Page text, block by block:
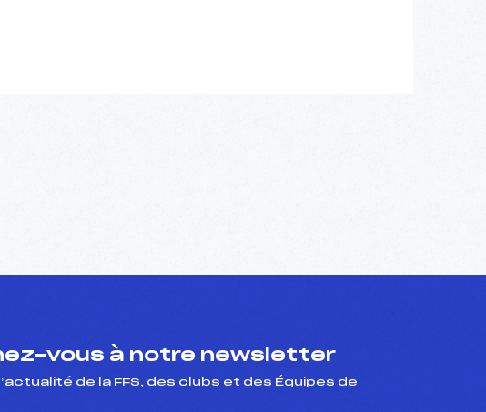
vous à notre newsletter
de la FFS, des clubs et des Équipes de